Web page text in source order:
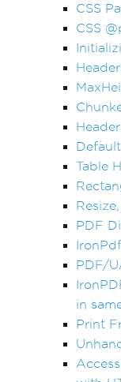
CSS
CSS
Table
PDF
PDF/
in
Print